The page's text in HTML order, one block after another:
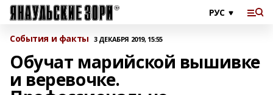
События и факты 3 ДЕКАБРЯ 2019, 15:55
Обучат марийской вышивке
и веревочке.